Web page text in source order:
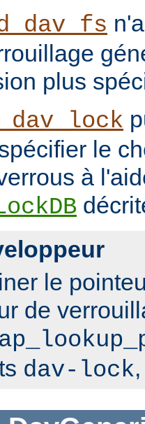
plus
le
à
le
de
dav-lock